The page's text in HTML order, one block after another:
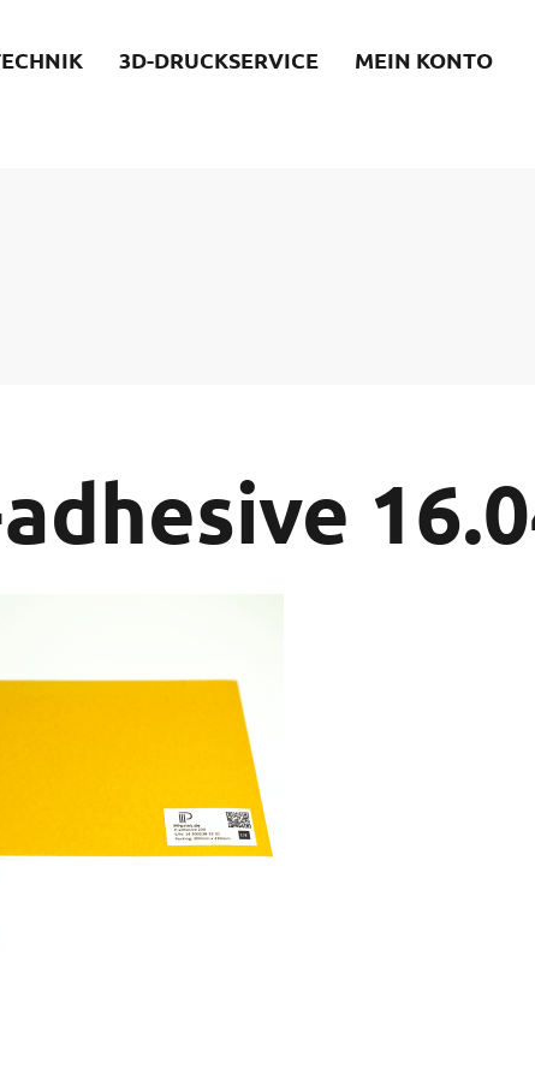
3D-DRUCKSERVICE
MEIN KONTO